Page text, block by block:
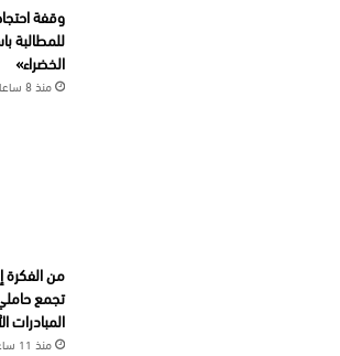
وقفة
للمطالبة
الخضراء»
منذ 8 ساعات
من الفكرة
تجمع
المبادرات
منذ 11 ساعة